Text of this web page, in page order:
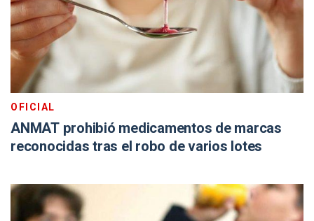
OFICIAL
ANMAT prohibió medicamentos de marcas
reconocidas tras el robo de varios lotes